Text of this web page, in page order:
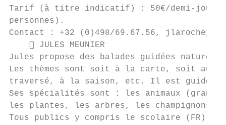
Tarif (à titre indicatif) : 50€/demi-journée
personnes).
Contact : +32 (0)498/69.67.56,
     JULES MEUNIER
Jules propose des balades guidées
Les thèmes sont soit à la carte, soit au
traversé, à la saison, etc. Il est guide
Ses spécialités sont : les animaux
les plantes, les arbres, les champignons,
Tous publics y compris le scolaire (FR).